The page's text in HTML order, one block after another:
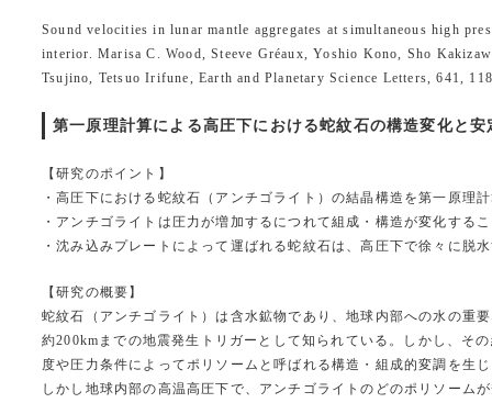
Sound velocities in lunar mantle aggregates at simultaneous high
interior. Marisa C. Wood, Steeve Gréaux, Yoshio Kono, Sho
Tsujino, Tetsuo Irifune, Earth and Planetary Science Letters, 641,
第一原理計算による高圧下における蛇紋石の構造変化と
【研究のポイント】
・高圧下における蛇紋石（アンチゴライト）の結晶構造を第一原理
・アンチゴライトは圧力が増加するにつれて組成・構造が変化する
・沈み込みプレートによって運ばれる蛇紋石は、高圧下で徐々に脱
【研究の概要】
蛇紋石（アンチゴライト）は含水鉱物であり、地球内部への水の重
約200kmまでの地震発生トリガーとして知られている。しかし、そ
度や圧力条件によってポリソームと呼ばれる構造・組成的変調を生
しかし地球内部の高温高圧下で、アンチゴライトのどのポリソーム